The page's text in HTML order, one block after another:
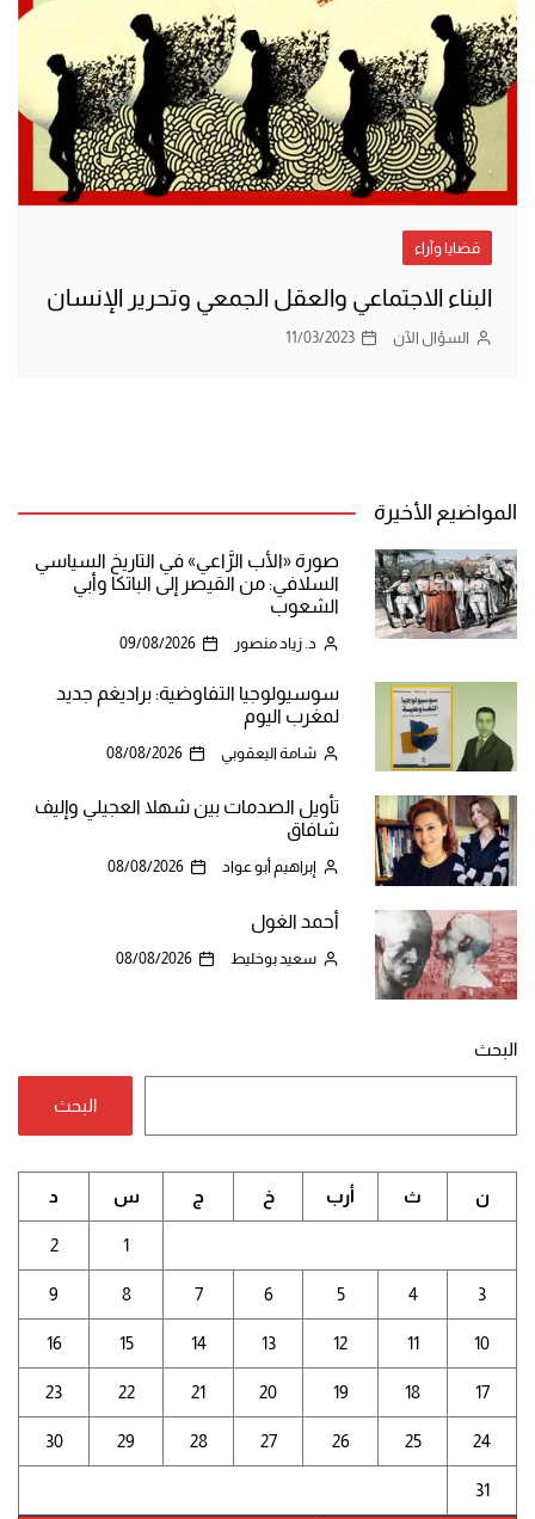
قضايا وآراء
البناء الاجتماعي والعقل الجمعي وتحرير الإنسان
السؤال الآن 11/03/2023
المواضيع الأخيرة
صورة «الأب الرَّاعي» في التاريخ السياسي
السلافي: من القيصر إلى الباتكا وأبي
الشعوب
د. زياد منصور 09/08/2026
سوسيولوجيا التفاوضية: براديغم جديد
لمغرب اليوم
شامة اليعقوبي 08/08/2026
تأويل الصدمات بين شهلا العجيلي وإليف
شافاق
إبراهيم أبو عواد 08/08/2026
أحمد الغول
سعيد بوخليط 08/08/2026
البحث
البحث
ن ث أرب خ ج س د
1
2
3
4
5
6
7
8
9
10
11
12
13
14
15
16
17
18
19
20
21
22
23
24
25
26
27
28
29
30
31